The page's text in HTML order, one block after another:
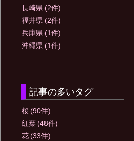
長崎県 (2件)
福井県 (2件)
兵庫県 (1件)
沖縄県 (1件)
記事の多いタグ
桜 (90件)
紅葉 (48件)
花 (33件)